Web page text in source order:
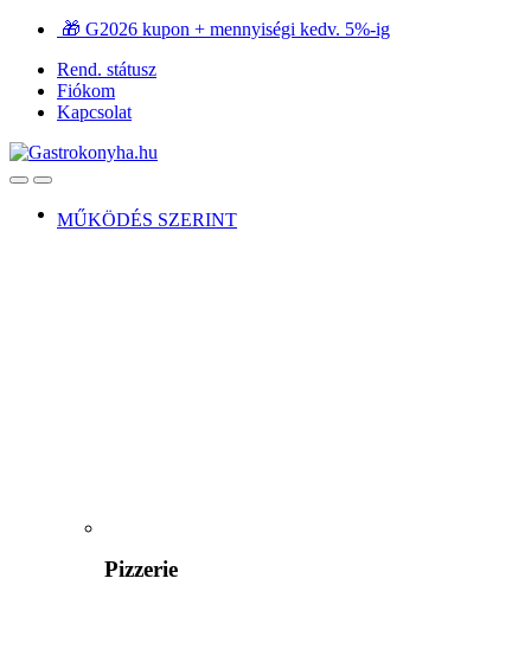
Ugrás
navigációhoz
Ugrás
tartalomra
🎁 G2026 kupon + mennyiségi kedv. 5%-ig
Rend. státusz
Fiókom
Kapcsolat
OpenClose
MŰKÖDÉS SZERINT
Pizzerie